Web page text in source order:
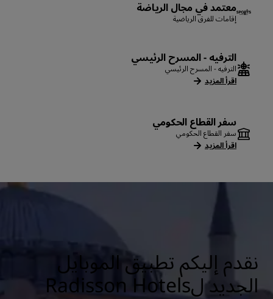
معتمد في مجال الرياضة
إقامات للفرق الرياضية
الترفيه - المسرح الرئيسي
الترفيه - المسرح الرئيسي
اقرأ المزيد
سفر القطاع الحكومي
سفر القطاع الحكومي
اقرأ المزيد
نقدم إليكم تطبيق الموبايل
الجديد لRadisson Hotels